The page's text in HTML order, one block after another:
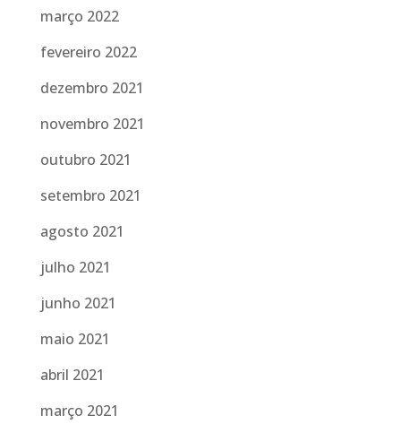
março 2022
fevereiro 2022
dezembro 2021
novembro 2021
outubro 2021
setembro 2021
agosto 2021
julho 2021
junho 2021
maio 2021
abril 2021
março 2021